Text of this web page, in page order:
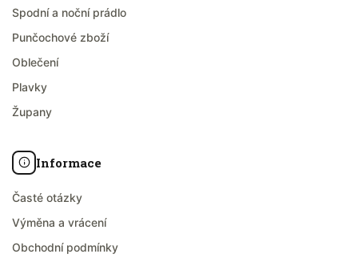
Spodní a noční prádlo
Punčochové zboží
Oblečení
Plavky
Župany
Informace
Časté otázky
Výměna a vrácení
Obchodní podmínky